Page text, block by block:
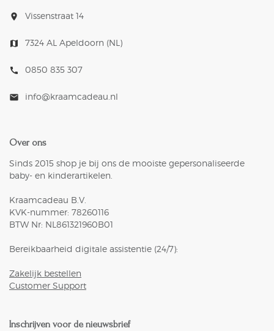
room Vissenstraat 14
map 7324 AL Apeldoorn (NL)
call 0850 835 307
mail info@kraamcadeau.nl
Over ons
Sinds 2015 shop je bij ons de mooiste gepersonaliseerde
baby- en kinderartikelen.
Kraamcadeau B.V.
KVK-nummer: 78260116
BTW Nr: NL861321960B01
Bereikbaarheid digitale assistentie (24/7):
Zakelijk bestellen
Customer Support
Inschrijven voor de nieuwsbrief